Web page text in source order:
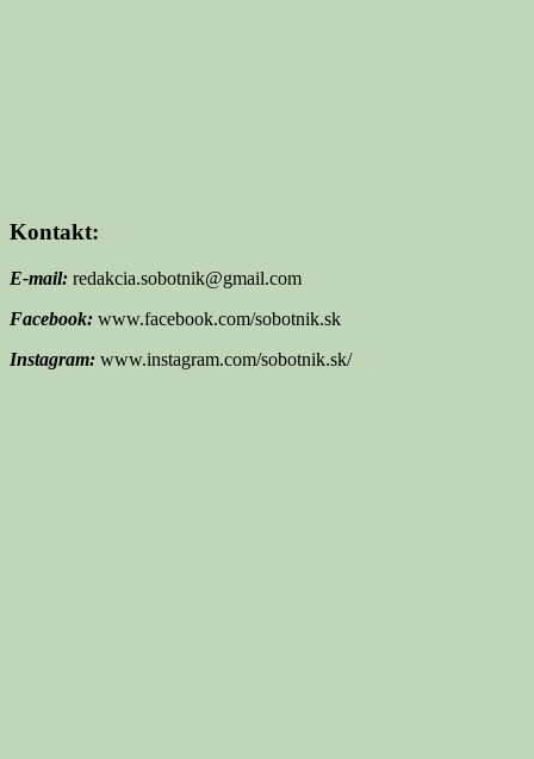
Kontakt:
E-mail: redakcia.sobotnik@gmail.com
Facebook: www.facebook.com/sobotnik.sk
Instagram: www.instagram.com/sobotnik.sk/